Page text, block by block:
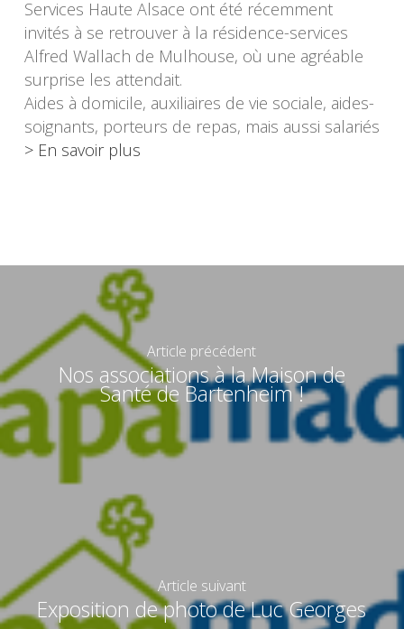
Services Haute Alsace ont été récemment
invités à se retrouver à la résidence-services
Alfred Wallach de Mulhouse, où une agréable
surprise les attendait.
Aides à domicile, auxiliaires de vie sociale, aides-
soignants, porteurs de repas, mais aussi salariés
> En savoir plus
Article précédent
Nos associations à la Maison de
Santé de Bartenheim !
Article suivant
Exposition de photo de Luc Georges